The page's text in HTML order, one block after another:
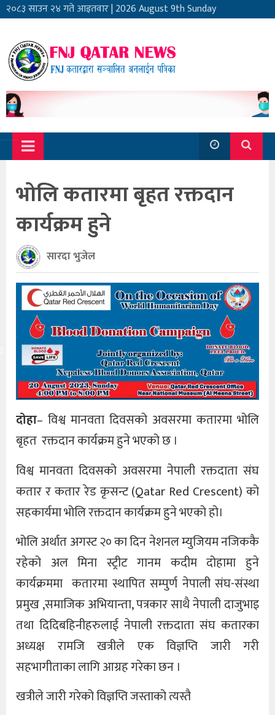
२०८३ साउन २४ गते आइतवार|2026 August 9th Sunday
भोलि कतारमा बृहत रक्तदान
कार्यक्रम हुने
सारदा भुजेल
दोहा– विश्व मानवता दिवसको अवसरमा कतारमा भोलि
बृहत रक्तदान कार्यक्रम हुने भएको छ ।
विश्व मानवता दिवसको अवसरमा नेपाली रक्तदाता संघ
कतार र कतार रेड कृसन्ट (Qatar Red Crescent) को
सहकार्यमा भोलि रक्तदान कार्यक्रम हुने भएको हो।
भोलि अर्थात अगस्ट २० का दिन नेशनल म्युजियम नजिककै
रहेको अल मिना स्ट्रीट गानम कदीम दोहामा हुने
कार्यक्रममा कतारमा स्थापित सम्पुर्ण नेपाली संघ-संस्था
प्रमुख ,समाजिक अभियान्ता, पत्रकार साथै नेपाली दाजुभाइ
तथा दिदिबहिनीहरुलाई नेपाली रक्तदाता संघ कतारका
अध्यक्ष रामजि खत्रीले एक विज्ञप्ति जारी गरी
सहभागीताका लागि आग्रह गरेका छन ।
खत्रीले जारी गरेको विज्ञप्ति जस्ताको त्यस्तै